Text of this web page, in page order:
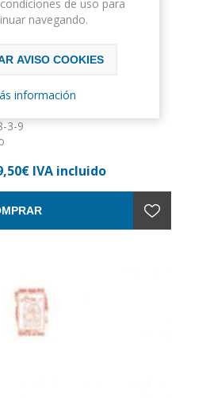
(AJ)
3-9
IVA incluido
de uso para
navegando.
AVISO COOKIES
información